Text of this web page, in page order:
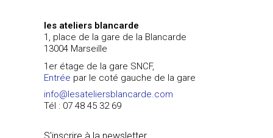
les ateliers blancarde
1, place de la gare de la Blancarde
13004 Marseille
1er étage de la gare SNCF,
Entrée par le coté gauche de la gare
info@lesateliersblancarde.com
Tél : 07 48 45 32 69